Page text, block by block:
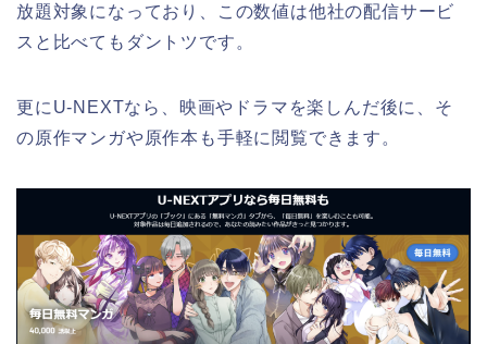
放題対象になっており、この数値は他社の配信サービ
スと比べてもダントツです。
更にU-NEXTなら、映画やドラマを楽しんだ後に、そ
の原作マンガや原作本も手軽に閲覧できます。